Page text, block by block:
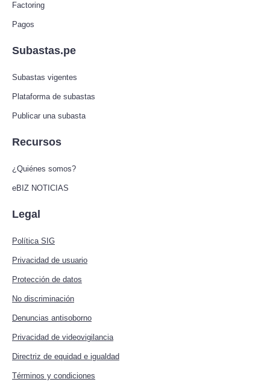
Factoring
Pagos
Subastas.pe
Subastas vigentes
Plataforma de subastas
Publicar una subasta
Recursos
¿Quiénes somos?
eBIZ NOTICIAS
Legal
Política SIG
Privacidad de usuario
Protección de datos
No discriminación
Denuncias antisoborno
Privacidad de videovigilancia
Directriz de equidad e igualdad
Términos y condiciones